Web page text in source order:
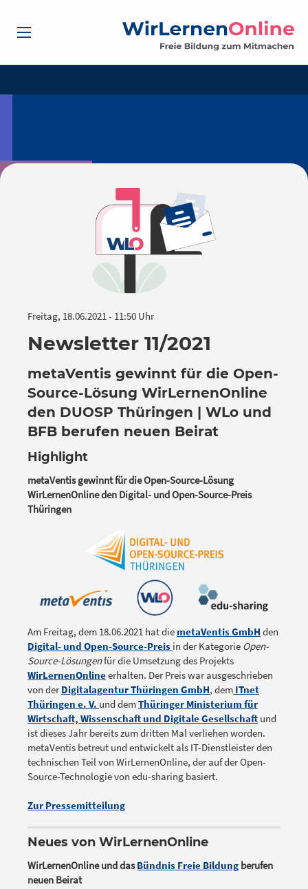
Freitag, 18.06.2021 - 11:50 Uhr
Newsletter 11/2021
metaVentis gewinnt für die Open-
Source-Lösung WirLernenOnline
den DUOSP Thüringen | WLo und
BFB berufen neuen Beirat
Highlight
metaVentis gewinnt für die Open-Source-Lösung
WirLernenOnline den Digital- und Open-Source-Preis
Thüringen
Am Freitag, dem 18.06.2021 hat die metaVentis GmbH den
Digital- und Open-Source-Preis in der Kategorie Open-
Source-Lösungenfür die Umsetzung des Projekts
WirLernenOnlineerhalten. Der Preis war ausgeschrieben
von derDigitalagentur Thüringen GmbH, dem ITnet
Thüringen e. V. und demThüringer Ministerium für
Wirtschaft, Wissenschaft und Digitale Gesellschaft und
ist dieses Jahr bereits zum dritten Mal verliehen worden.
metaVentis betreut und entwickelt als IT-Dienstleister den
technischen Teil von WirLernenOnline, der auf der Open-
Source-Technologie von edu-sharing basiert.
Zur Pressemitteilung
Neues von WirLernenOnline
WirLernenOnline und dasBündnis Freie Bildung berufen
neuen Beirat